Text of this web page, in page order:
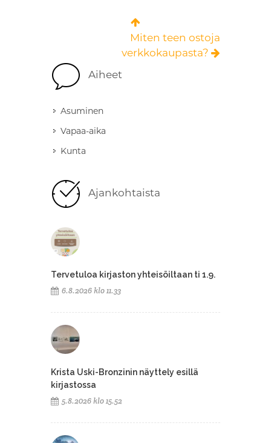
Miten teen ostoja
verkkokaupasta?
Aiheet
Asuminen
Vapaa-aika
Kunta
Ajankohtaista
Tervetuloa kirjaston yhteisöiltaan ti 1.9.
6.8.2026 klo 11.33
Krista Uski-Bronzinin näyttely esillä
kirjastossa
5.8.2026 klo 15.52